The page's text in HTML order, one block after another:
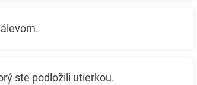
ste podložili utierkou.